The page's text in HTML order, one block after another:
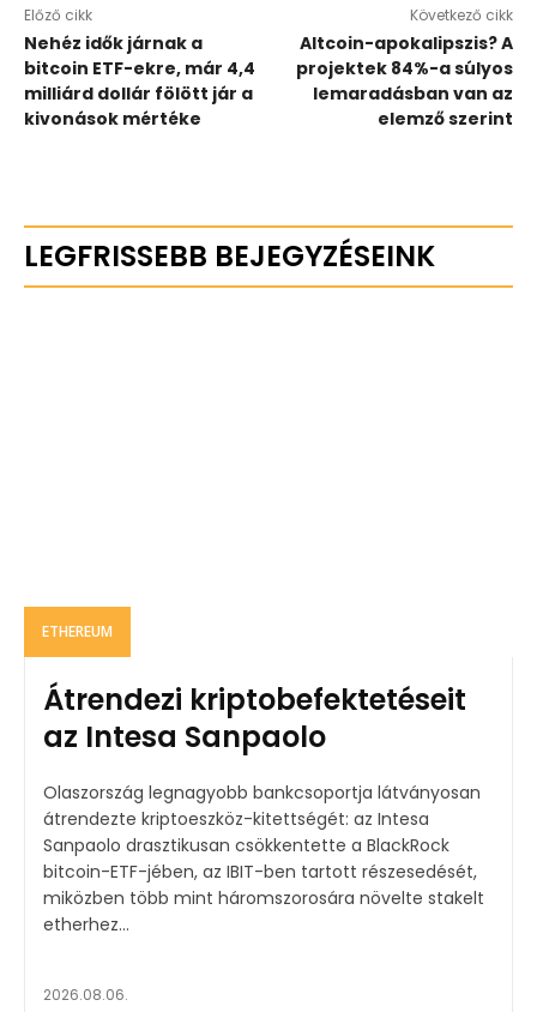
Előző cikk
Nehéz idők járnak a
bitcoin ETF-ekre, már 4,4
milliárd dollár fölött jár a
kivonások mértéke
Következő cikk
Altcoin-apokalipszis? A
projektek 84%-a súlyos
lemaradásban van az
elemző szerint
LEGFRISSEBB BEJEGYZÉSEINK
ETHEREUM
Átrendezi kriptobefektetéseit
az Intesa Sanpaolo
Olaszország legnagyobb bankcsoportja látványosan
átrendezte kriptoeszköz-kitettségét: az Intesa
Sanpaolo drasztikusan csökkentette a BlackRock
bitcoin-ETF-jében, az IBIT-ben tartott részesedését,
miközben több mint háromszorosára növelte stakelt
etherhez...
2026.08.06.